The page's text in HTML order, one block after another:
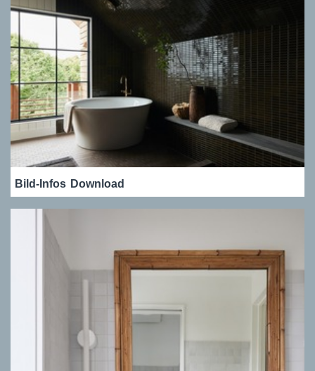
Bild-Infos Download